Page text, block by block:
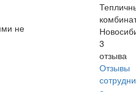
не
3
отзыва
Отзывы